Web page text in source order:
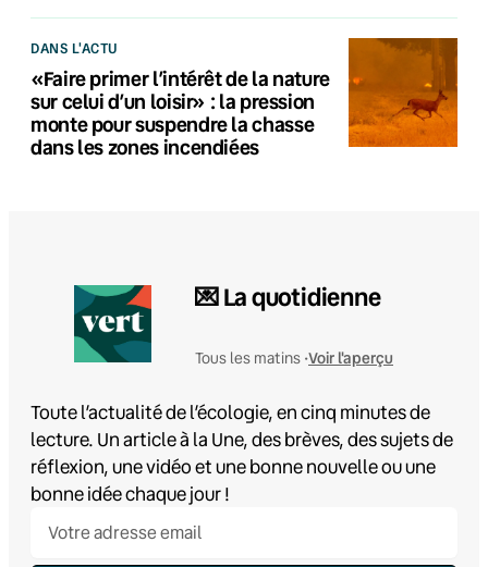
DANS L'ACTU
«Faire primer l’intérêt de la nature
sur celui d’un loisir» : la pression
monte pour suspendre la chasse
dans les zones incendiées
💌 La quotidienne
Tous les matins •Voir l'aperçu
Toute l’actualité de l’écologie, en cinq minutes de
lecture. Un article à la Une, des brèves, des sujets de
réflexion, une vidéo et une bonne nouvelle ou une
bonne idée chaque jour !